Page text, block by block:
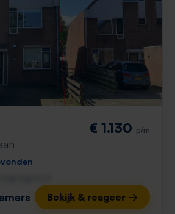
€ 1.130 p/m
Bekijk & reageer →